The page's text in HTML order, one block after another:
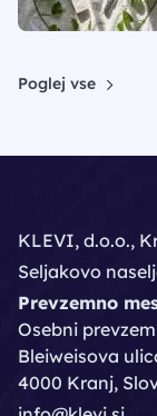
Poglej vse
KLEVI, d.o.o.,
Seljakovo
Prevzemno
Osebni
Bleiweisova
4000 Kranj,